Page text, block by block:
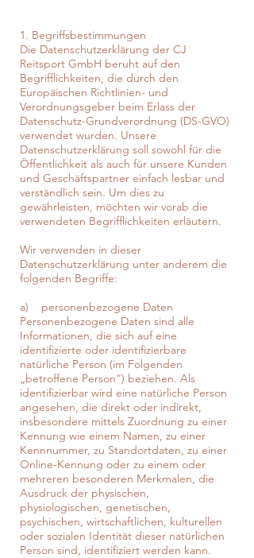
1. Begriffsbestimmungen
Die Datenschutzerklärung der CJ
Reitsport GmbH beruht auf den
Begrifflichkeiten, die durch den
Europäischen Richtlinien- und
Verordnungsgeber beim Erlass der
Datenschutz-Grundverordnung (DS-GVO)
verwendet wurden. Unsere
Datenschutzerklärung soll sowohl für die
Öffentlichkeit als auch für unsere Kunden
und Geschäftspartner einfach lesbar und
verständlich sein. Um dies zu
gewährleisten, möchten wir vorab die
verwendeten Begrifflichkeiten erläutern.
Wir verwenden in dieser
Datenschutzerklärung unter anderem die
folgenden Begriffe:
a) personenbezogene Daten
Personenbezogene Daten sind alle
Informationen, die sich auf eine
identifizierte oder identifizierbare
natürliche Person (im Folgenden
„betroffene Person“) beziehen. Als
identifizierbar wird eine natürliche Person
angesehen, die direkt oder indirekt,
insbesondere mittels Zuordnung zu einer
Kennung wie einem Namen, zu einer
Kennnummer, zu Standortdaten, zu einer
Online-Kennung oder zu einem oder
mehreren besonderen Merkmalen, die
Ausdruck der physischen,
physiologischen, genetischen,
psychischen, wirtschaftlichen, kulturellen
oder sozialen Identität dieser natürlichen
Person sind, identifiziert werden kann.